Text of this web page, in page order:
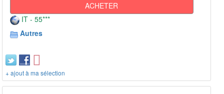
ACHETER
IT - 55***
Autres
+ ajout à ma sélection